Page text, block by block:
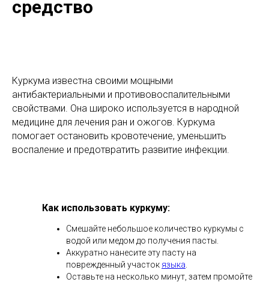
средство
Куркума известна своими мощными
антибактериальными и противовоспалительными
свойствами. Она широко используется в народной
медицине для лечения ран и ожогов. Куркума
помогает остановить кровотечение, уменьшить
воспаление и предотвратить развитие инфекции.
Как использовать куркуму:
Смешайте небольшое количество куркумы с
водой или медом до получения пасты.
Аккуратно нанесите эту пасту на
поврежденный участок языка
Оставьте на несколько минут, затем промойте